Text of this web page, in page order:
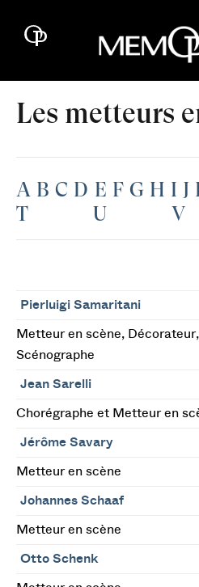
Les metteurs
A B C D E F G H I J
T
U V
Pierluigi Samaritani
Metteur en scène,
Scénographe
Jean Sarelli
Chorégraphe et Metteur en
Jérôme Savary
Metteur en scène
Johannes Schaaf
Metteur en scène
Otto Schenk